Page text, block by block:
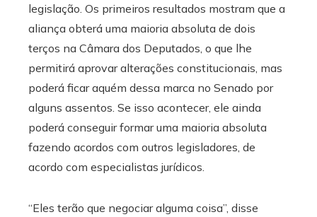
legislação. Os primeiros resultados mostram que a
aliança obterá uma maioria absoluta de dois
terços na Câmara dos Deputados, o que lhe
permitirá aprovar alterações constitucionais, mas
poderá ficar aquém dessa marca no Senado por
alguns assentos. Se isso acontecer, ele ainda
poderá conseguir formar uma maioria absoluta
fazendo acordos com outros legisladores, de
acordo com especialistas jurídicos.
“Eles terão que negociar alguma coisa”, disse